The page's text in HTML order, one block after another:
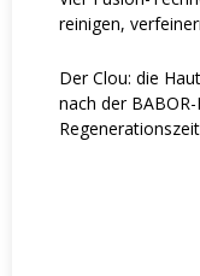
reinigen,
Der Clou: die
nach der